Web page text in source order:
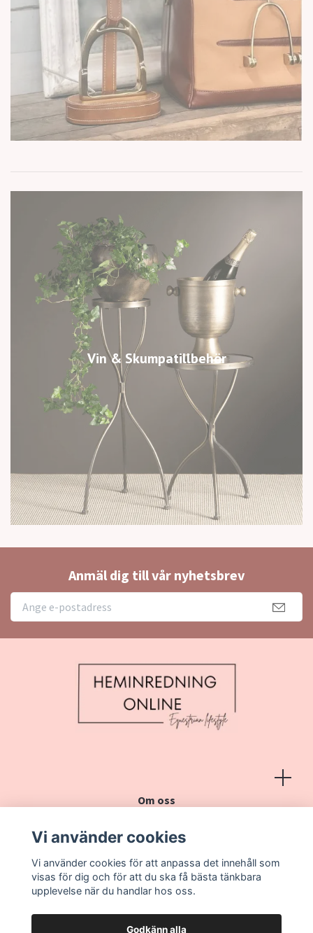
Vin & Skumpatillbehör
Anmäl dig till vår nyhetsbrev
Om oss
Kontakt
Vanliga frågor
Vi använder cookies
Vi använder cookies för att anpassa det innehåll som
visas för dig och för att du ska få bästa tänkbara
upplevelse när du handlar hos oss.
Godkänn alla